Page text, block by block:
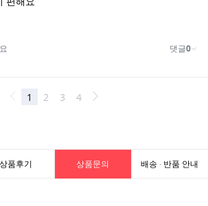
상품후기 상품문의 배송 · 반품 안내